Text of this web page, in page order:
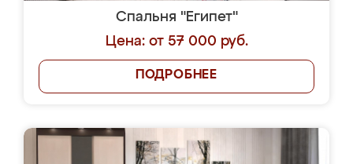
Спальня "Египет"
Цена: от 57 000 руб.
ПОДРОБНЕЕ